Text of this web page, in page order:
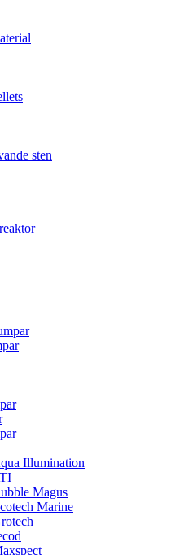
sten
Illumination
Magus
Marine